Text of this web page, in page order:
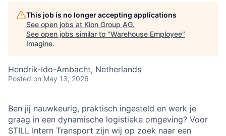
This job is no longer accepting applications
See open jobs at Kion Group AG.
See open jobs similar to "Warehouse Employee"
Imagine.
Hendrik-Ido-Ambacht, Netherlands
Posted on May 13, 2026
Ben jij nauwkeurig, praktisch ingesteld en werk je
graag in een dynamische logistieke omgeving? Voor
STILL Intern Transport zijn wij op zoek naar een